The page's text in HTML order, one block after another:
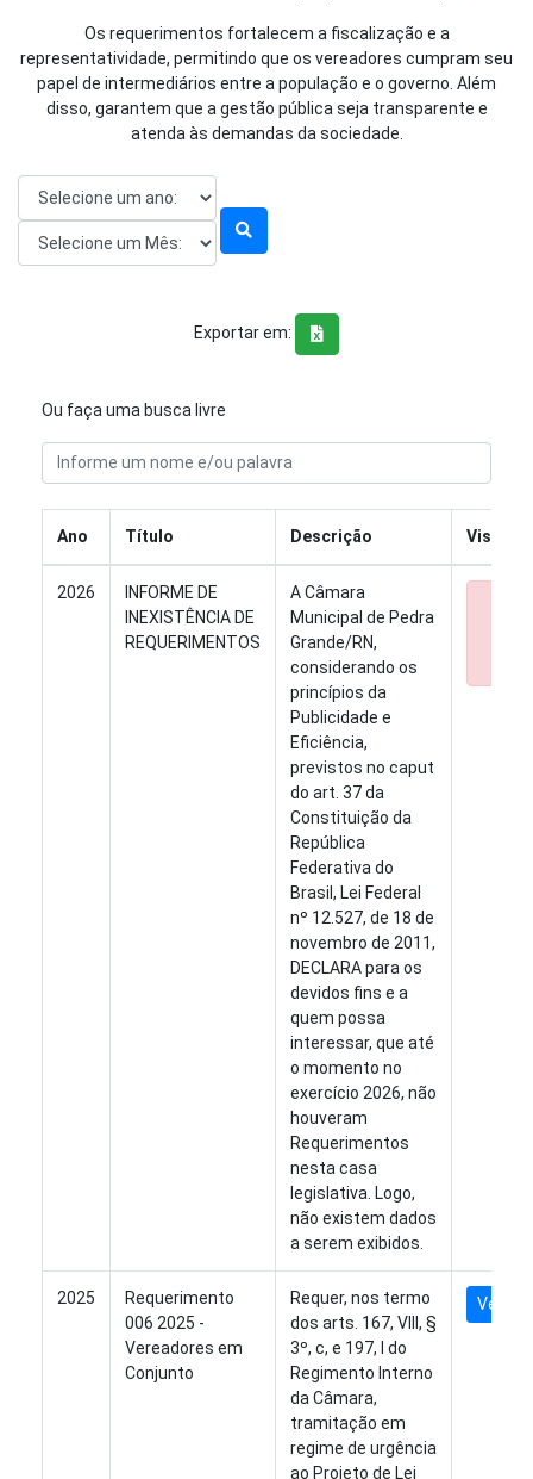
Os requerimentos fortalecem a fiscalização e a
representatividade, permitindo que os vereadores cumpram seu
papel de intermediários entre a população e o governo. Além
disso, garantem que a gestão pública seja transparente e
atenda às demandas da sociedade.
Exportar em:
Ou faça uma busca livre
Ano Título Descrição
2026
INFORME DE
INEXISTÊNCIA DE
REQUERIMENTOS
A Câmara
Municipal de Pedra
Grande/RN,
considerando os
princípios da
Publicidade e
Eficiência,
previstos no caput
do art. 37 da
Constituição da
República
Federativa do
Brasil, Lei Federal
nº 12.527, de 18 de
novembro de 2011,
DECLARA para os
devidos fins e a
quem possa
interessar, que até
o momento no
exercício 2026, não
houveram
Requerimentos
nesta casa
legislativa. Logo,
não existem dados
a serem exibidos.
2025
Requerimento
006 2025 -
Vereadores em
Conjunto
Requer, nos termo
dos arts. 167, VIII, §
3º, c, e 197, I do
Regimento Interno
da Câmara,
tramitação em
regime de urgência
ao Projeto de Lei
Ver